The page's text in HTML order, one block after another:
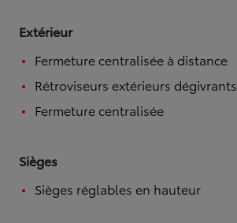
Extérieur
Fermeture centralisée à distance
Rétroviseurs extérieurs dégivrants
Fermeture centralisée
Sièges
Sièges réglables en hauteur